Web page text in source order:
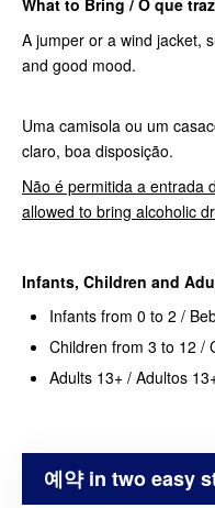
A jumper or a wind jacket,
and good mood.
Uma camisola ou um
claro, boa disposição.
Não é permitida a entrada
allowed to bring alcoholic
Infants, Children and
Infants from 0 to 2 /
Children from 3 to 12 /
Adults 13+ / Adultos
예약 in two easy